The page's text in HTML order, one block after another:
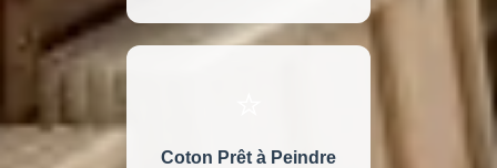
Coton Prêt à Peindre